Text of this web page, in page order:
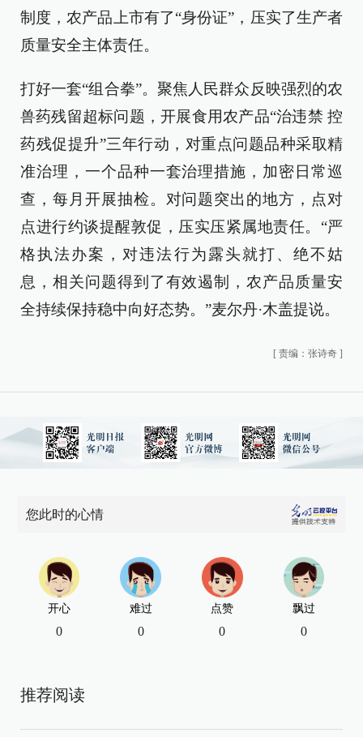
制度，农产品上市有了“身份证”，压实了生产者
质量安全主体责任。
打好一套“组合拳”。聚焦人民群众反映强烈的农
兽药残留超标问题，开展食用农产品“治违禁 控
药残促提升”三年行动，对重点问题品种采取精
准治理，一个品种一套治理措施，加密日常巡
查，每月开展抽检。对问题突出的地方，点对
点进行约谈提醒敦促，压实压紧属地责任。“严
格执法办案，对违法行为露头就打、绝不姑
息，相关问题得到了有效遏制，农产品质量安
全持续保持稳中向好态势。”麦尔丹·木盖提说。
[ 责编：张诗奇 ]
您此时的心情
开心
0
难过
0
点赞
0
飘过
0
推荐阅读